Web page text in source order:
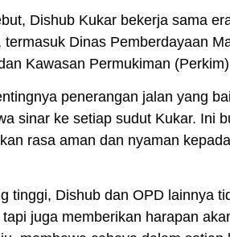
Dishub Kukar bekerja sama
Dinas Pemberdayaan
Kawasan Permukiman
penerangan jalan yang
sinar ke setiap sudut Kukar. Ini
rasa aman dan nyaman
tinggi, Dishub dan OPD lainnya
juga memberikan harapan